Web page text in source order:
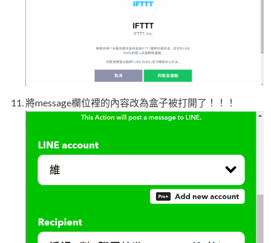
將message欄位裡的內容改為盒子被打開了！！！